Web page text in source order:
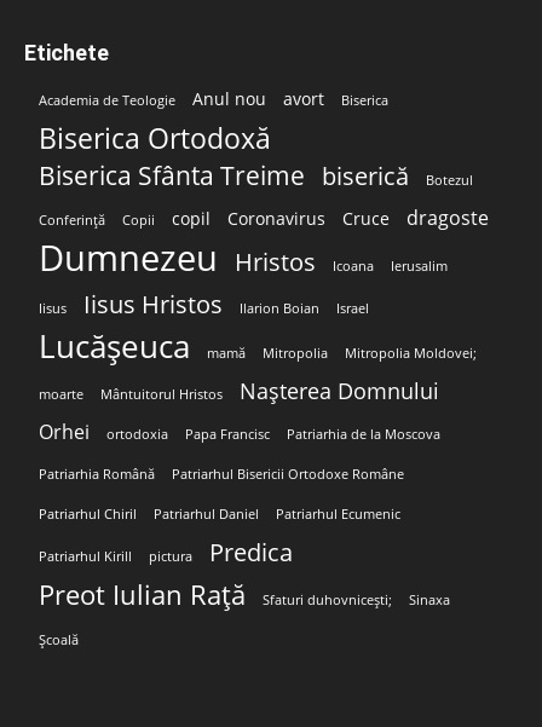
Etichete
Academia de Teologie Anul nou avort Biserica
Biserica Ortodoxă
Biserica Sfânta Treime biserică Botezul
Conferință Copii copil Coronavirus Cruce dragoste
Dumnezeu Hristos Icoana Ierusalim
Iisus Iisus Hristos Ilarion Boian Israel
Lucășeuca mamă Mitropolia Mitropolia Moldovei;
moarte Mântuitorul Hristos Nașterea Domnului
Orhei ortodoxia Papa Francisc Patriarhia de la Moscova
Patriarhia Română Patriarhul Bisericii Ortodoxe Române
Patriarhul Chiril Patriarhul Daniel Patriarhul Ecumenic
Patriarhul Kirill pictura Predica
Preot Iulian Rață Sfaturi duhovnicești; Sinaxa
Școală